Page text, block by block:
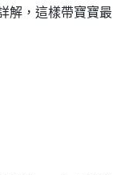
解，這樣帶寶寶最